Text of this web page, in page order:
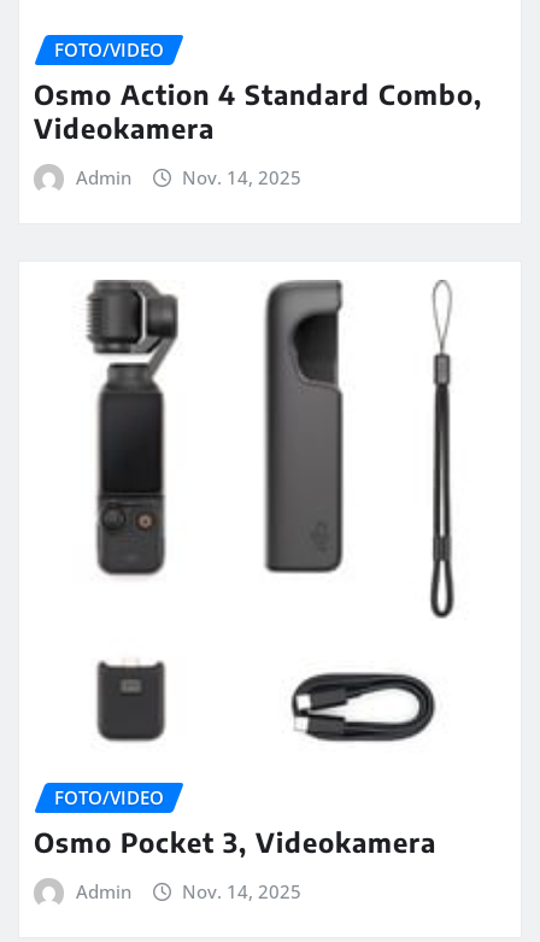
FOTO/VIDEO
Osmo Action 4 Standard Combo,
Videokamera
Admin Nov. 14, 2025
FOTO/VIDEO
Osmo Pocket 3, Videokamera
Admin Nov. 14, 2025